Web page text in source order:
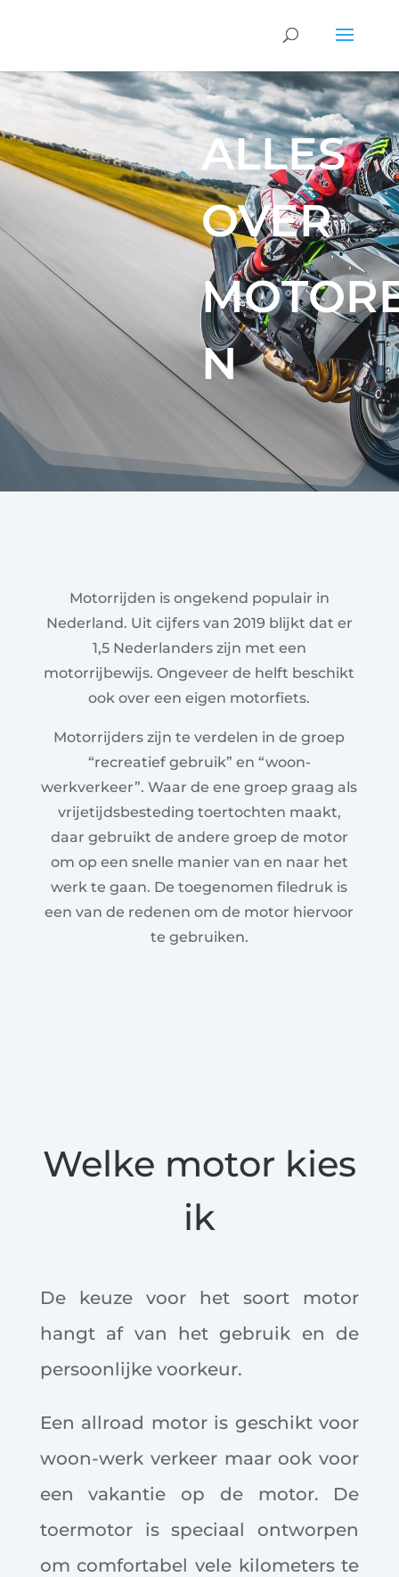
ALLES
OVER
N
Motorrijden is ongekend populair in
Nederland. Uit cijfers van 2019 blijkt dat er
1,5 Nederlanders zijn met een
motorrijbewijs. Ongeveer de helft beschikt
ook over een eigen motorfiets.
Motorrijders zijn te verdelen in de groep
“recreatief gebruik” en “woon-
werkverkeer”. Waar de ene groep graag als
vrijetijdsbesteding toertochten maakt,
daar gebruikt de andere groep de motor
om op een snelle manier van en naar het
werk te gaan. De toegenomen filedruk is
een van de redenen om de motor hiervoor
te gebruiken.
Welke motor kies
ik
De keuze voor het soort motor
hangt af van het gebruik en de
persoonlijke voorkeur.
Een allroad motor is geschikt voor
woon-werk verkeer maar ook voor
een vakantie op de motor. De
toermotor is speciaal ontworpen
om comfortabel vele kilometers te